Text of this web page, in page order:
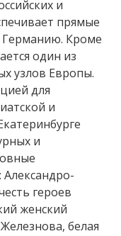
и
прямые
Кроме
один из
узлов Европы.
для
и
и
героев
женский
белая